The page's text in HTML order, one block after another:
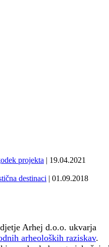
projekta | 19.04.2021
destinaci | 01.09.2018
Arhej d.o.o. ukvarja
arheoloških raziskav.